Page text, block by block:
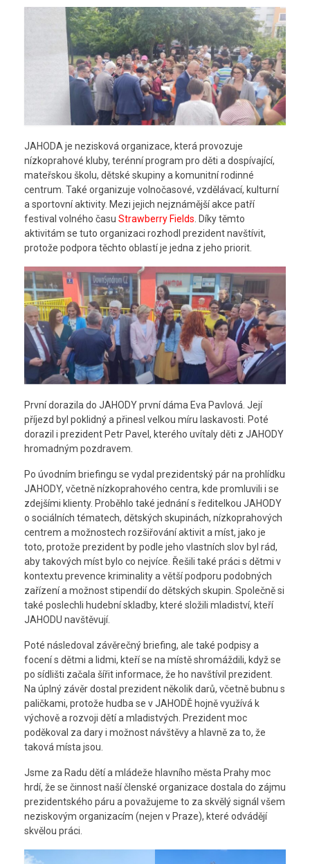
JAHODA je nezisková organizace, která provozuje
nízkoprahové kluby, terénní program pro děti a dospívající,
mateřskou školu, dětské skupiny a komunitní rodinné
centrum. Také organizuje volnočasové, vzdělávací, kulturní
a sportovní aktivity. Mezi jejich nejznámější akce patří
festival volného času Strawberry Fields . Díky těmto
aktivitám se tuto organizaci rozhodl prezident navštívit,
protože podpora těchto oblastí je jedna z jeho priorit.
První dorazila do JAHODY první dáma Eva Pavlová. Její
příjezd byl poklidný a přinesl velkou míru laskavosti. Poté
dorazil i prezident Petr Pavel, kterého uvítaly děti z JAHODY
hromadným pozdravem.
Po úvodním briefingu se vydal prezidentský pár na prohlídku
JAHODY, včetně nízkoprahového centra, kde promluvili i se
zdejšími klienty. Proběhlo také jednání s ředitelkou JAHODY
o sociálních tématech, dětských skupinách, nízkoprahových
centrem a možnostech rozšiřování aktivit a míst, jako je
toto, protože prezident by podle jeho vlastních slov byl rád,
aby takových míst bylo co nejvíce. Řešili také práci s dětmi v
kontextu prevence kriminality a větší podporu podobných
zařízení a možnost stipendií do dětských skupin. Společně si
také poslechli hudební skladby, které složili mladiství, kteří
JAHODU navštěvují.
Poté následoval závěrečný briefing, ale také podpisy a
focení s dětmi a lidmi, kteří se na místě shromáždili, když se
po sídlišti začala šířit informace, že ho navštívil prezident.
Na úplný závěr dostal prezident několik darů, včetně bubnu s
paličkami, protože hudba se v JAHODĚ hojně využívá k
výchově a rozvoji dětí a mladistvých. Prezident moc
poděkoval za dary i možnost návštěvy a hlavně za to, že
taková místa jsou.
Jsme za Radu dětí a mládeže hlavního města Prahy moc
hrdí, že se činnost naší členské organizace dostala do zájmu
prezidentského páru a považujeme to za skvělý signál všem
neziskovým organizacím (nejen v Praze), které odvádějí
skvělou práci.